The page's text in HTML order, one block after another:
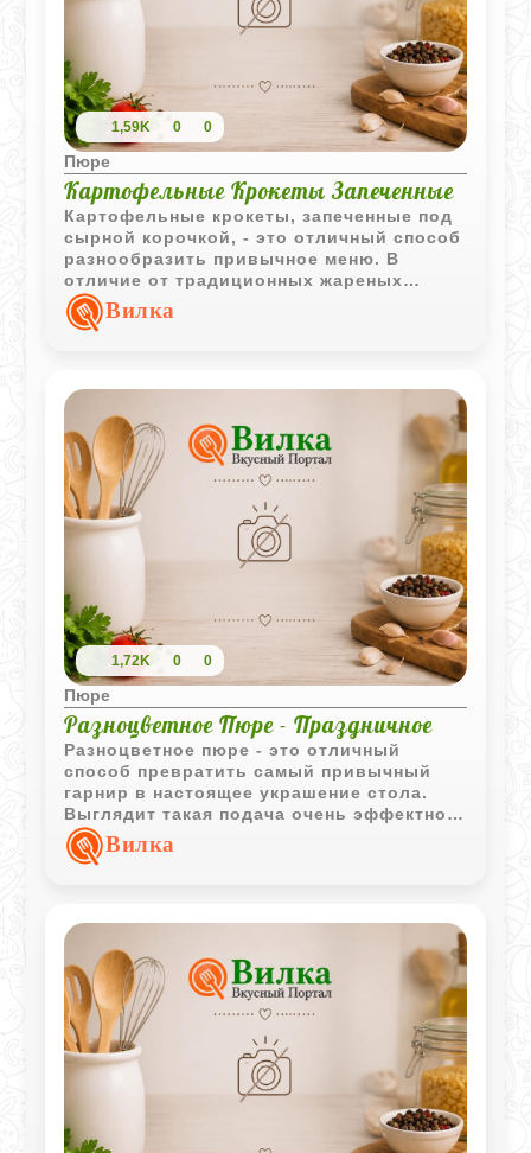
1,59K 0 0
Пюре
Картофельные Крокеты Запеченные
Картофельные крокеты, запеченные под
сырной корочкой, - это отличный способ
разнообразить привычное меню. В
отличие от традиционных жареных
вариантов, эти крокеты сначала
отвариваются, а затем томятся в
добавляет блюду тонкий пряный аромат,
который идеально сочетается с
расплавленным сыром и сливочным
маслом. Это блюдо может быть как
самостоятельным перекусом, так и
оригинальным гарниром к мясу или
рыбе.
Вилка
1,72K 0 0
Пюре
Разноцветное Пюре - Праздничное
Разноцветное пюре - это отличный
способ превратить самый привычный
гарнир в настоящее украшение стола.
Выглядит такая подача очень эффектно и
по-праздничному, хотя по сути мы
используем только натуральные
необычайно легкой и воздушной, почти
как мусс. Каждый сектор на блюде имеет
свой тонкий оттенок вкуса - от нежности
шпината до легкой кислинки томата, а
яйца в мешочек в центре делают это
блюдо завершенным и очень сытным.
Вилка